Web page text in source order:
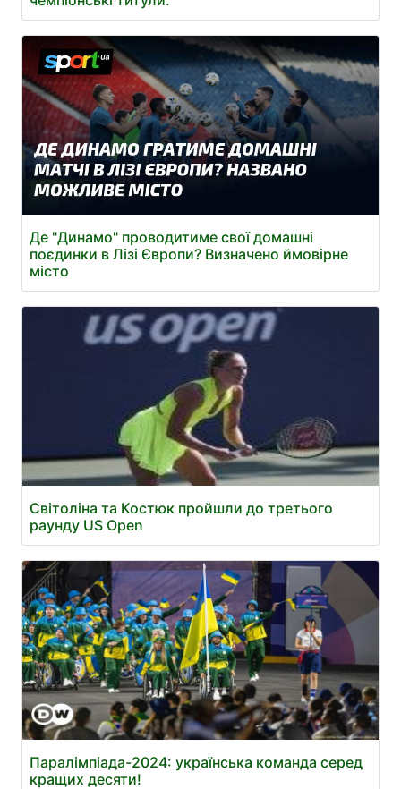
Де "Динамо" проводитиме свої домашні
поєдинки в Лізі Європи? Визначено ймовірне
місто
Світоліна та Костюк пройшли до третього
раунду US Open
Паралімпіада-2024: українська команда серед
кращих десяти!